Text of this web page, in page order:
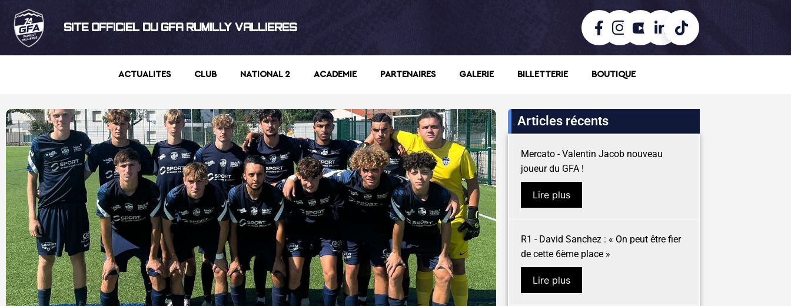
SITE OFFICIEL DU GFA RUMILLY VALLIERES
ACTUALITES CLUB NATIONAL 2 ACADEMIE PARTENAIRES GALERIE BILLETTERIE BOUTIQUE
Articles récents
Mercato - Valentin Jacob nouveau
joueur du GFA !
Lire plus
R1 - David Sanchez : « On peut être fier
de cette 6ème place »
Lire plus